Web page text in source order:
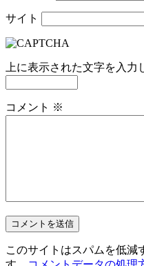
サイト
上に表示された文字を入力
コメント ※
このサイトはスパムを低減